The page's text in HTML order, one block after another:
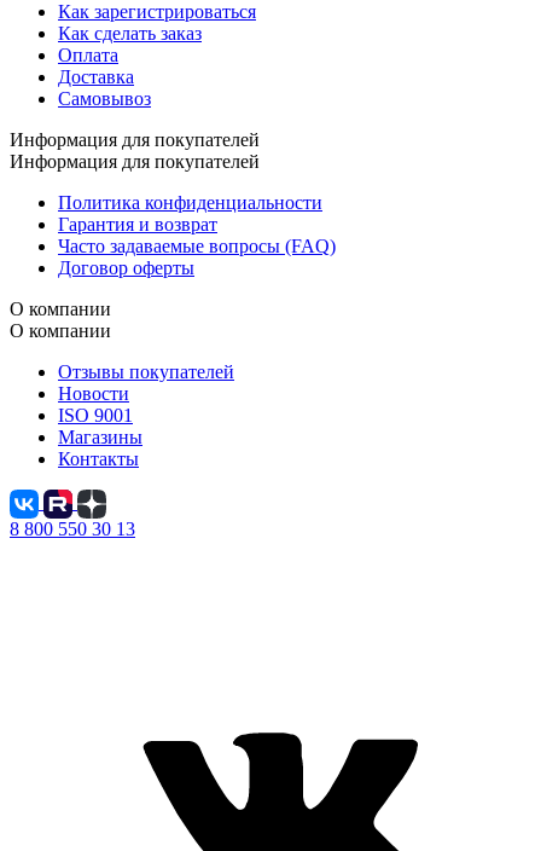
Как зарегистрироваться
Как сделать заказ
Оплата
Доставка
Самовывоз
Информация для покупателей
Информация для покупателей
Политика конфиденциальности
Гарантия и возврат
Часто задаваемые вопросы (FAQ)
Договор оферты
О компании
О компании
Отзывы покупателей
Новости
ISO 9001
Магазины
Контакты
8 800 550 30 13